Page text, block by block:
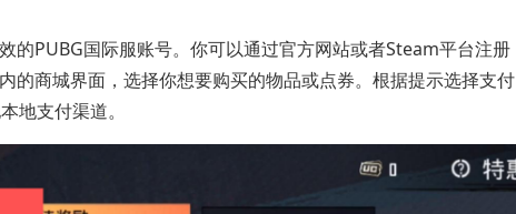
的PUBG国际服账号。你可以通过官方网站或者Steam平台注册
的商城界面，选择你想要购买的物品或点券。根据提示选择支付
地支付渠道。